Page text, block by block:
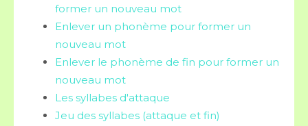
former un nouveau mot
Enlever un phonème pour former un
nouveau mot
Enlever le phonème de fin pour former un
nouveau mot
Les syllabes d'attaque
Jeu des syllabes (attaque et fin)